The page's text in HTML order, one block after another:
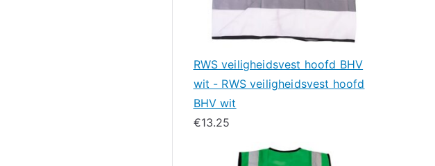
RWS veiligheidsvest hoofd BHV
wit - RWS veiligheidsvest hoofd
BHV wit
€13.25